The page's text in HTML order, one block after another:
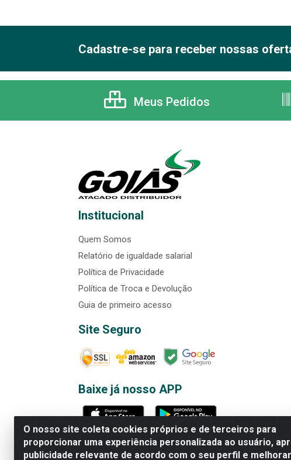
O nosso site coleta cookies próprios e de terceiros para
proporcionar uma experiência personalizada ao usuário,
publicidade relevante de acordo com o seu perfil e
Cadastre-se para receber nossas
Meus Pedidos
Institucional
Quem Somos
Relatório de igualdade salarial
Política de Privacidade
Política de Troca e Devolução
Guia de primeiro acesso
Site Seguro
Baixe já nosso APP
Rede Brasil - Avenida Universitária,